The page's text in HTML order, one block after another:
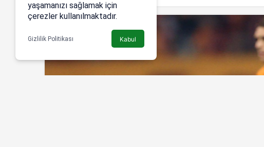
yaşamanızı sağlamak için
çerezler kullanılmaktadır.
Gizlilik Politikası Kabul